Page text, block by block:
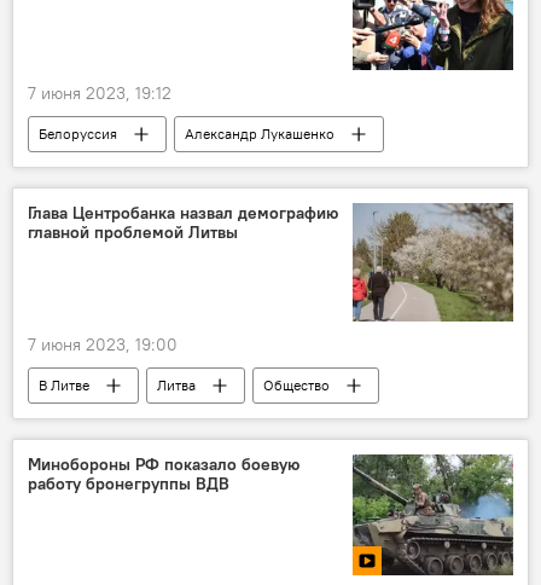
7 июня 2023, 19:12
Белоруссия
Александр Лукашенко
В мире
акция протеста
Глава Центробанка назвал демографию
главной проблемой Литвы
7 июня 2023, 19:00
В Литве Литва
Общество
Банк Литвы
Минобороны РФ показало боевую
работу бронегруппы ВДВ